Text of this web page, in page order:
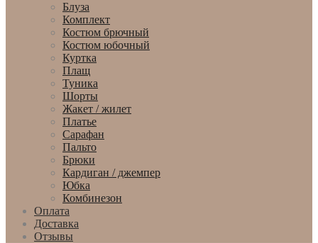
Блуза
Комплект
Костюм брючный
Костюм юбочный
Куртка
Плащ
Туника
Шорты
Жакет / жилет
Платье
Сарафан
Пальто
Брюки
Кардиган / джемпер
Юбка
Комбинезон
Оплата
Доставка
Отзывы